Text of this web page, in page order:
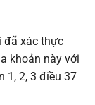
đã xác thực
khoản này với
1, 2, 3 điều 37